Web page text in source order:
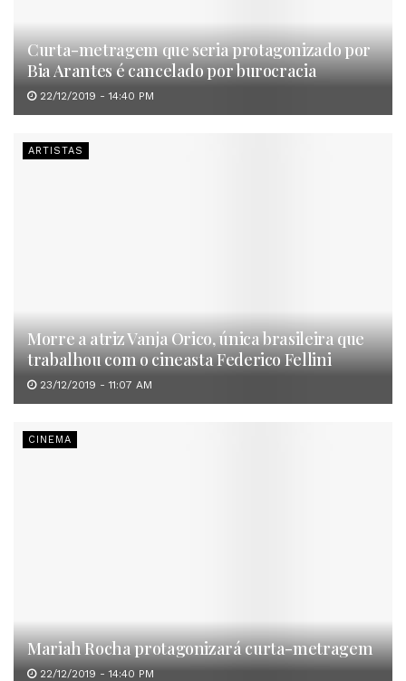
Curta-metragem que seria protagonizado por
Bia Arantes é cancelado por burocracia
22/12/2019 - 14:40 PM
ARTISTAS
Morre a atriz Vanja Orico, única brasileira que
trabalhou com o cineasta Federico Fellini
23/12/2019 - 11:07 AM
CINEMA
Mariah Rocha protagonizará curta-metragem
22/12/2019 - 14:40 PM